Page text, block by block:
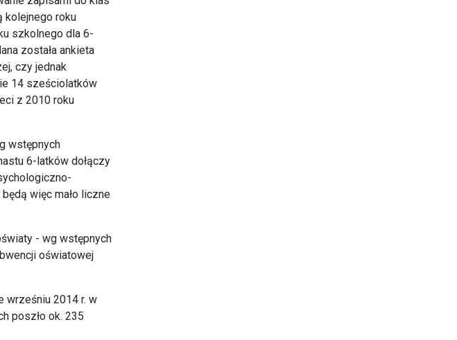
kolejnego roku
szkolnego dla 6-
została ankieta
czy jednak
14 sześciolatków
z 2010 roku
wstępnych
6-latków dołączy
więc mało liczne
- wg wstępnych
oświatowej
wrześniu 2014 r. w
poszło ok. 235